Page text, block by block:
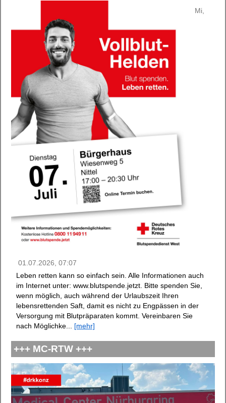
Mi,
01.07.2026, 07:07
Leben retten kann so einfach sein. Alle Informationen auch
im Internet unter: www.blutspende.jetzt. Bitte spenden Sie,
wenn möglich, auch während der Urlaubszeit Ihren
lebensrettenden Saft, damit es nicht zu Engpässen in der
Versorgung mit Blutpräparaten kommt. Vereinbaren Sie
nach Möglichke... [mehr]
+++ MC-RTW +++